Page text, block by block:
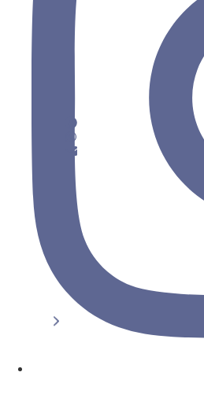
Leben der Stadt sein.
Facebook
WhatsApp
ZURÜCK
WEITER